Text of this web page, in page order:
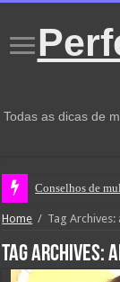
Todas as dicas de
Conselhos de
Home / Tag
Tag Archives: